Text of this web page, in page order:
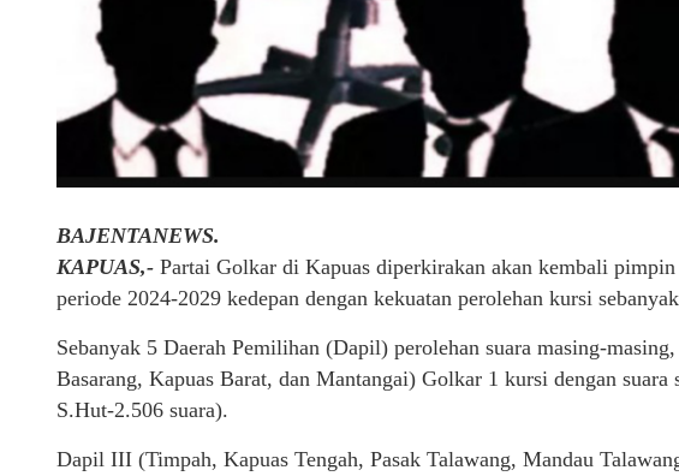
BAJENTANEWS.
KAPUAS,- Partai Golkar di Kapuas diperkirakan akan kembali
periode 2024-2029 kedepan dengan kekuatan perolehan kursi
Sebanyak 5 Daerah Pemilihan (Dapil) perolehan suara masing-
Basarang, Kapuas Barat, dan Mantangai) Golkar 1 kursi dengan suara
S.Hut-2.506 suara).
Dapil III (Timpah, Kapuas Tengah, Pasak Talawang, Mandau